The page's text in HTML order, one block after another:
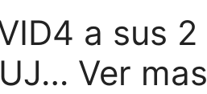
a sus 2
Ver mas